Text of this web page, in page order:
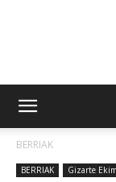
BERRIAK
BERRIAK Gizarte